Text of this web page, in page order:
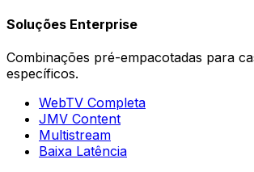
Soluções Enterprise
Combinações pré-empacotadas para
específicos.
WebTV Completa
JMV Content
Multistream
Baixa Latência